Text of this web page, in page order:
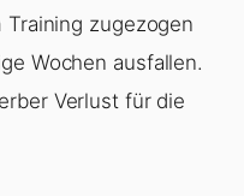
zugezogen
Wochen ausfallen.
Verlust für die